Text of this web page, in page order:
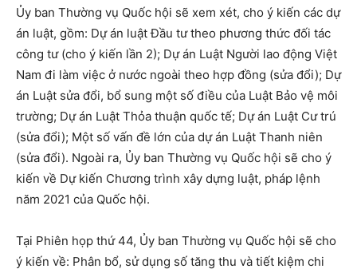
Ủy ban Thường vụ Quốc hội sẽ xem xét, cho ý kiến các dự
án luật, gồm: Dự án luật Đầu tư theo phương thức đối tác
công tư (cho ý kiến lần 2); Dự án Luật Người lao động Việt
Nam đi làm việc ở nước ngoài theo hợp đồng (sửa đổi); Dự
án Luật sửa đổi, bổ sung một số điều của Luật Bảo vệ môi
trường; Dự án Luật Thỏa thuận quốc tế; Dự án Luật Cư trú
(sửa đổi); Một số vấn đề lớn của dự án Luật Thanh niên
(sửa đổi). Ngoài ra, Ủy ban Thường vụ Quốc hội sẽ cho ý
kiến về Dự kiến Chương trình xây dựng luật, pháp lệnh
năm 2021 của Quốc hội.
Tại Phiên họp thứ 44, Ủy ban Thường vụ Quốc hội sẽ cho
ý kiến về: Phân bổ, sử dụng số tăng thu và tiết kiệm chi